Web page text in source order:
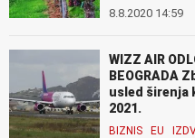
8.8.2020 14:59
WIZZ AIR
BEOGRADA
usled širenja
2021.
BIZNIS EU